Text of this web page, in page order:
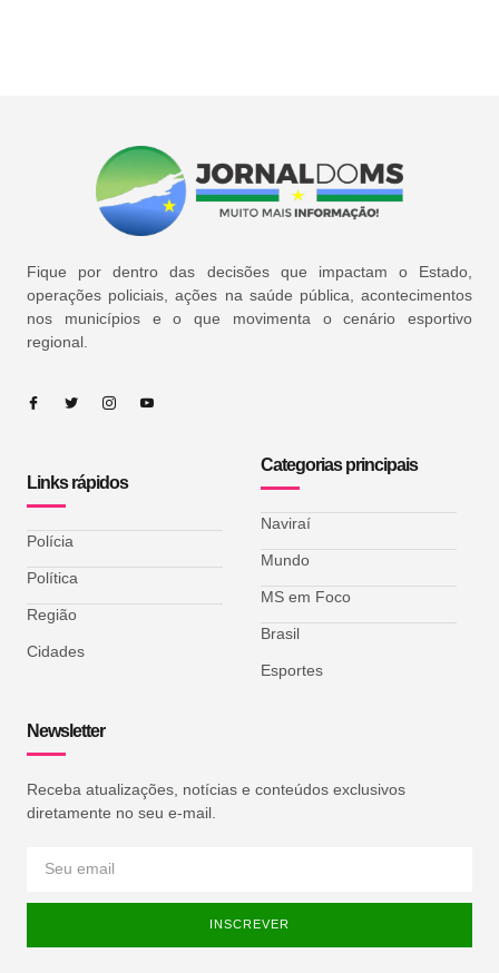
Fique por dentro das decisões que impactam o Estado,
operações policiais, ações na saúde pública, acontecimentos
nos municípios e o que movimenta o cenário esportivo
regional.
Links rápidos
Polícia
Política
Região
Cidades
Categorias principais
Naviraí
Mundo
MS em Foco
Brasil
Esportes
Newsletter
Receba atualizações, notícias e conteúdos exclusivos
diretamente no seu e-mail.
INSCREVER